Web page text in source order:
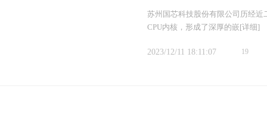
苏州国芯科技股份有限公司历经
CPU内核，形成了深厚的嵌[详细]
2023/12/11 18:11:07 19